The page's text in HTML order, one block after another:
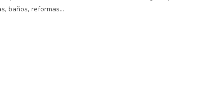
baños, reformas…